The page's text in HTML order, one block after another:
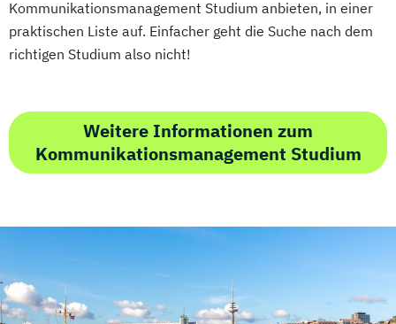
Kommunikationsmanagement Studium anbieten, in einer
praktischen Liste auf. Einfacher geht die Suche nach dem
richtigen Studium also nicht!
Weitere Informationen zum
Kommunikationsmanagement Studium